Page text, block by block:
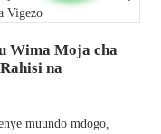
Wima Moja cha
na
muundo mdogo,